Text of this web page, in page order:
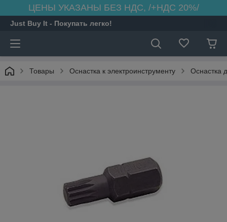
ЦЕНЫ УКАЗАНЫ БЕЗ НДС, /+НДС 20%/
Just Buy It - Покупать легко!
Товары Оснастка к электроинструменту Оснастка